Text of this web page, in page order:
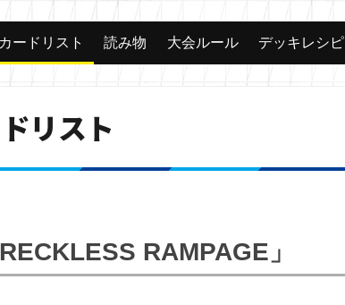
カード
カードリスト 読み物 大会ルール デッキレシピ
リスト
RAMPAGE」